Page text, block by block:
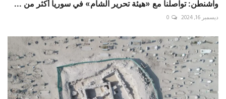
واشنطن: تواصلنا مع «هيئة تحرير الشام» في سوريا أكثر من ...
ديسمبر 16, 2024 0